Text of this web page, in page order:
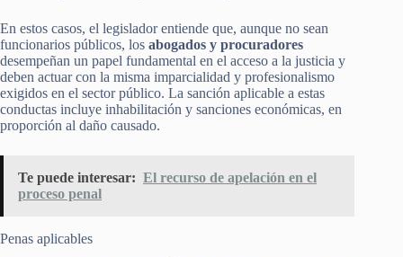
En estos casos, el legislador entiende que, aunque no sean
funcionarios públicos, los abogados y procuradores
desempeñan un papel fundamental en el acceso a la justicia y
deben actuar con la misma imparcialidad y profesionalismo
exigidos en el sector público. La sanción aplicable a estas
conductas incluye inhabilitación y sanciones económicas, en
proporción al daño causado.
Te puede interesar: El recurso de apelación en el
proceso penal
Penas aplicables